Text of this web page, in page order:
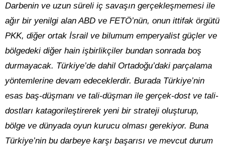
Darbenin ve uzun süreli iç savaşın gerçekleşmemesi ile
ağır bir yenilgi alan ABD ve FETÖ’nün, onun ittifak örgütü
PKK, diğer ortak İsrail ve bilumum emperyalist güçler ve
bölgedeki diğer hain işbirlikçiler bundan sonrada boş
durmayacak. Türkiye’de dahil Ortadoğu’daki parçalama
yöntemlerine devam edeceklerdir. Burada Türkiye’nin
esas baş-düşmanı ve tali-düşman ile gerçek-dost ve tali-
dostları katagorileştirerek yeni bir strateji oluşturup,
bölge ve dünyada oyun kurucu olması gerekiyor. Buna
Türkiye’nin bu darbeye karşı başarısı ve mevcut durum